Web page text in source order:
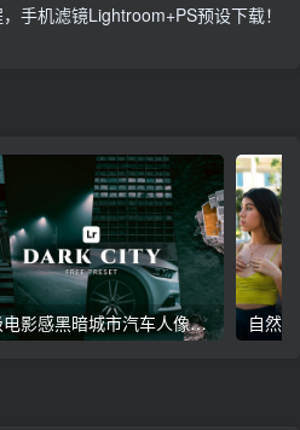
手机滤镜Lightroom+PS预设下载！
高级电影感黑暗城市汽车人像Lr调色，附手机滤镜PS+Lightroom预设下载！